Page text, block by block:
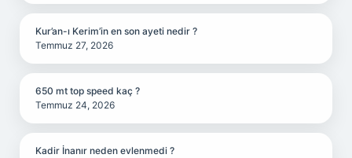
Kur’an-ı Kerim’in en son ayeti nedir ?
Temmuz 27, 2026
650 mt top speed kaç ?
Temmuz 24, 2026
Kadir İnanır neden evlenmedi ?